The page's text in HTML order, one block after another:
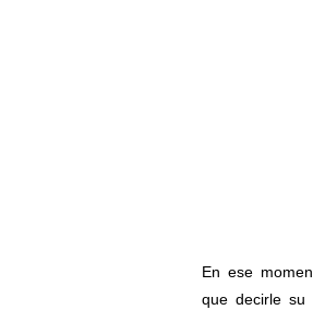
En ese
que decirle su